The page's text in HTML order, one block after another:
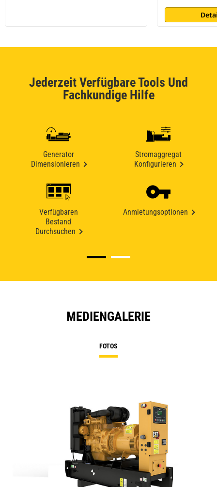
Jederzeit Verfügbare Tools Und
Fachkundige Hilfe
Generator
Dimensionieren
Stromaggregat
Konfigurieren
Verfügbaren
Bestand
Durchsuchen
Anmietungsoptionen
MEDIENGALERIE
FOTOS